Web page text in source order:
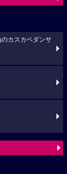
カスカベダンサ